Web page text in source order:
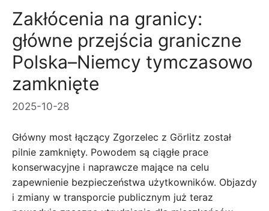
Zakłócenia na granicy:
główne przejścia graniczne
Polska–Niemcy tymczasowo
zamknięte
2025-10-28
Główny most łączący Zgorzelec z Görlitz został
pilnie zamknięty. Powodem są ciągłe prace
konserwacyjne i naprawcze mające na celu
zapewnienie bezpieczeństwa użytkowników. Objazdy
i zmiany w transporcie publicznym już teraz